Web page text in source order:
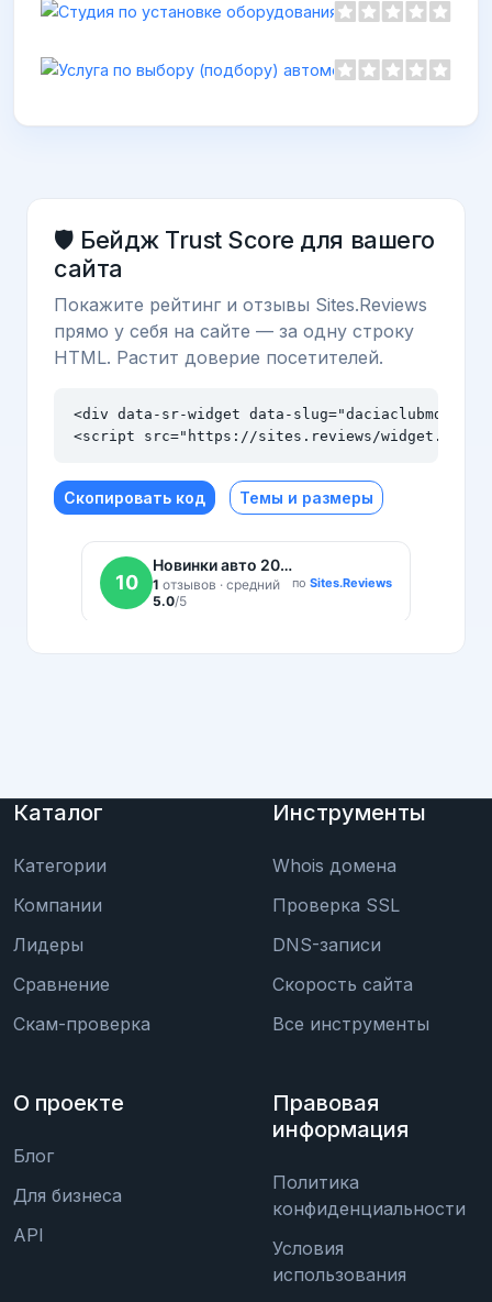
🛡️ Бейдж Trust Score для вашего
сайта
Покажите рейтинг и отзывы Sites.Reviews
прямо у себя на сайте — за одну строку
HTML. Растит доверие посетителей.
<div data-sr-widget data-slug="daciaclubmd.ru"
<script src="https://sites.reviews/widget.js"
Скопировать код Темы и размеры
Каталог
Категории
Компании
Лидеры
Сравнение
Скам-проверка
Инструменты
Whois домена
Проверка SSL
DNS-записи
Скорость сайта
Все инструменты
О проекте
Блог
Для бизнеса
API
Правовая
информация
Политика
конфиденциальности
Условия
использования